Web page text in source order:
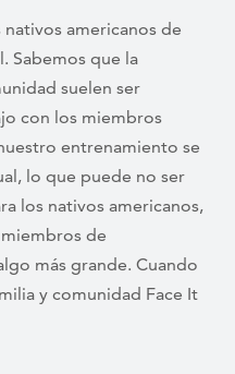
nativos americanos de
Sabemos que la
suelen ser
con los miembros
entrenamiento se
lo que puede no ser
los nativos americanos,
de
más grande. Cuando
y comunidad Face It